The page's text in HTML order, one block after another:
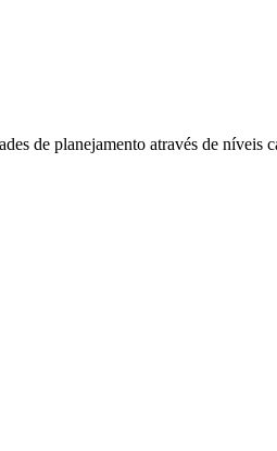
de planejamento através de níveis